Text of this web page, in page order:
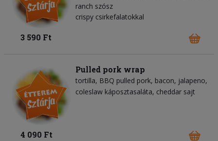
ranch szósz
crispy csirkefalatokkal
3 590 Ft
Pulled pork wrap
tortilla BBQ pulled pork bacon jalapeno
coleslaw káposztasaláta cheddar sajt
4 090 Ft